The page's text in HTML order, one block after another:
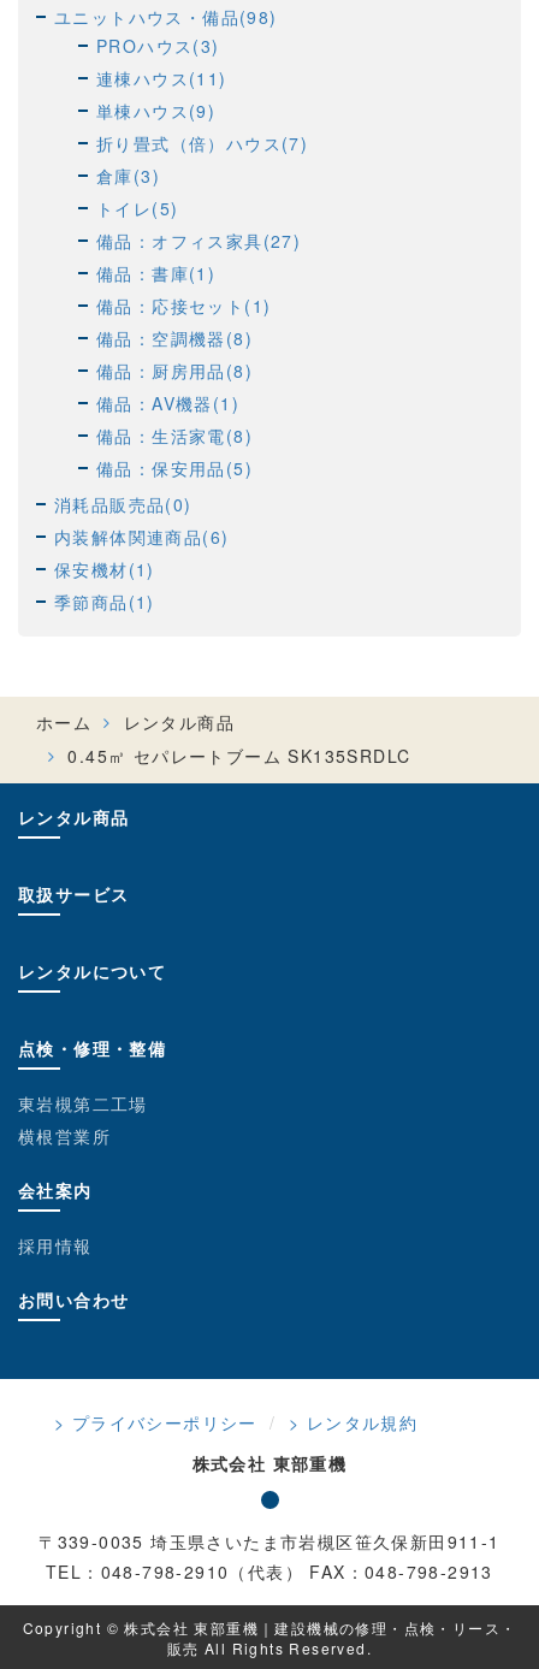
ユニットハウス・備品(98)
PROハウス(3)
連棟ハウス(11)
単棟ハウス(9)
折り畳式（倍）ハウス(7)
倉庫(3)
トイレ(5)
備品：オフィス家具(27)
備品：書庫(1)
備品：応接セット(1)
備品：空調機器(8)
備品：厨房用品(8)
備品：AV機器(1)
備品：生活家電(8)
備品：保安用品(5)
消耗品販売品(0)
内装解体関連商品(6)
保安機材(1)
季節商品(1)
ホーム
レンタル商品
0.45㎥ セパレートブーム SK135SRDLC
レンタル商品
取扱サービス
レンタルについて
点検・修理・整備
東岩槻第二工場
横根営業所
会社案内
採用情報
お問い合わせ
> プライバシーポリシー
> レンタル規約
株式会社 東部重機
〒339-0035 埼玉県さいたま市岩槻区笹久保新田911-1
TEL：048-798-2910（代表） FAX：048-798-2913
Copyright © 株式会社 東部重機｜建設機械の修理・点検・リース・
販売 All Rights Reserved.